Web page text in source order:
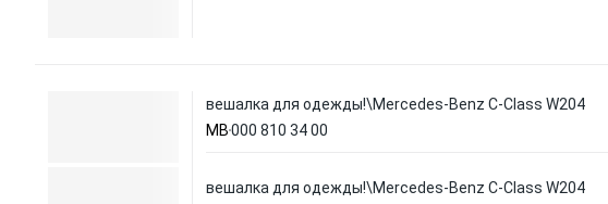
вешалка для одежды!\Mercedes-Benz C-Class W204
MB000 810 34 00
вешалка для одежды!\Mercedes-Benz C-Class W204